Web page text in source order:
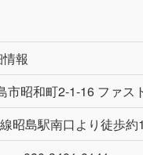
ながらの団子が食べ
島駅すぐの場所にできる予